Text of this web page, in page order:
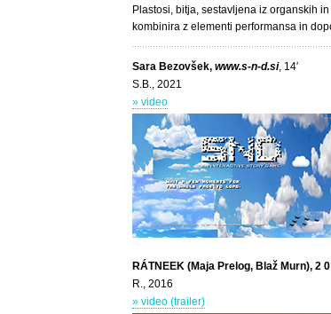
Plastosi, bitja, sestavljena iz organskih
kombinira z elementi performansa in
Sara Bezovšek,www.s-n-d.si, 14′
S.B., 2021
» video
RÁTNEEK (Maja Prelog, Blaž Murn), 2
R., 2016
» video (trailer)